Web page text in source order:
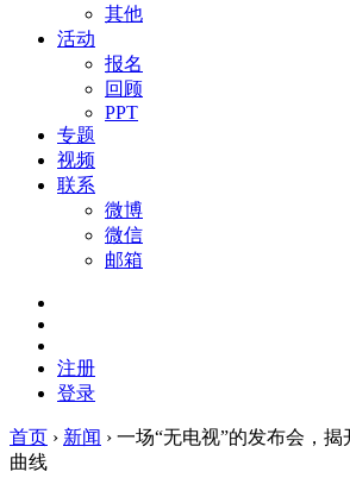
其他
活动
报名
回顾
PPT
专题
视频
联系
微博
微信
邮箱
注册
登录
首页 › 新闻 › 一场“无电视”的发布会，
曲线